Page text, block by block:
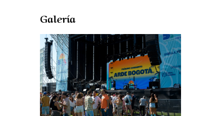
Galería